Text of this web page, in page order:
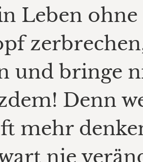
Leben
und bringe
Denn
mehr
nie